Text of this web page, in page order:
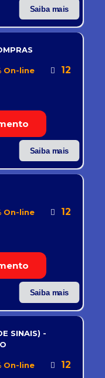
Saiba mais
Saiba mais
On-line
12
Saiba mais
On-line
12
SINAIS) -
On-line
12